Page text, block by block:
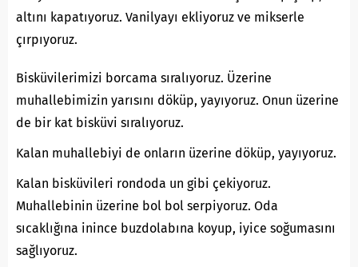
altını kapatıyoruz. Vanilyayı ekliyoruz ve mikserle
çırpıyoruz.
Bisküvilerimizi borcama sıralıyoruz. Üzerine
muhallebimizin yarısını döküp, yayıyoruz. Onun üzerine
de bir kat bisküvi sıralıyoruz.
Kalan muhallebiyi de onların üzerine döküp, yayıyoruz.
Kalan bisküvileri rondoda un gibi çekiyoruz.
Muhallebinin üzerine bol bol serpiyoruz. Oda
sıcaklığına inince buzdolabına koyup, iyice soğumasını
sağlıyoruz.